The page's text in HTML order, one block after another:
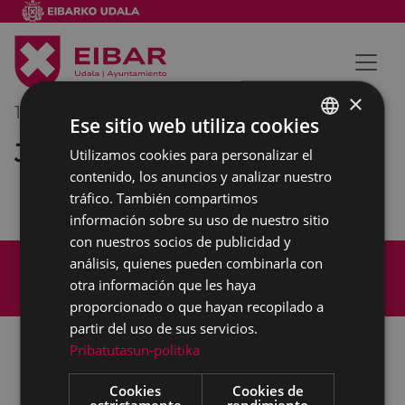
16/09/2022
Junta de Gobierno
Aviso legal
Política de cookies
Accesibilidad
BASQUE
SPANISH
×
Ese sitio web utiliza cookies
Utilizamos cookies para personalizar el
contenido, los anuncios y analizar nuestro
tráfico. También compartimos
información sobre su uso de nuestro sitio
con nuestros socios de publicidad y
análisis, quienes pueden combinarla con
otra información que les haya
proporcionado o que hayan recopilado a
partir del uso de sus servicios.
Pribatutasun-politika
Cookies
Cookies de